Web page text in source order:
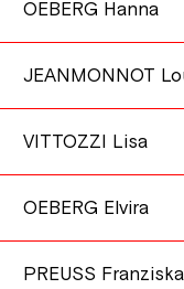
OEBERG Hanna
JEANMONNOT
VITTOZZI Lisa
OEBERG Elvira
PREUSS Franziska